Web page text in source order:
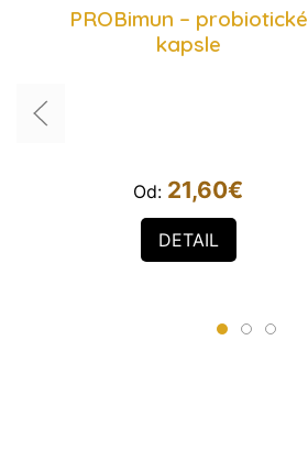
PROBimun – probiotické
kapsle
Od: 21,60€
DETAIL